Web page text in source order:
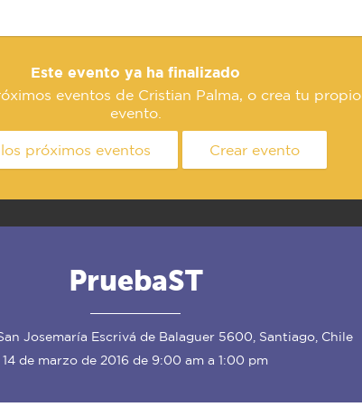
Este evento ya ha finalizado
eventos de Cristian Palma, o crea tu propio
evento.
próximos eventos Crear evento
PruebaST
Josemaría Escrivá de Balaguer 5600, Santiago, Chile
14 de marzo de 2016 de 9:00 am a 1:00 pm